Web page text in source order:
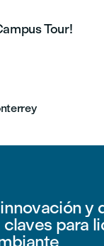
Tour!
y
para